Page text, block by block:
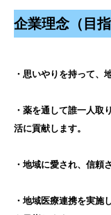
企業理念（目指
・思いやりを持って、
・薬を通して誰一人取
活に貢献します。
・地域に愛され、信頼
・地域医療連携を実施